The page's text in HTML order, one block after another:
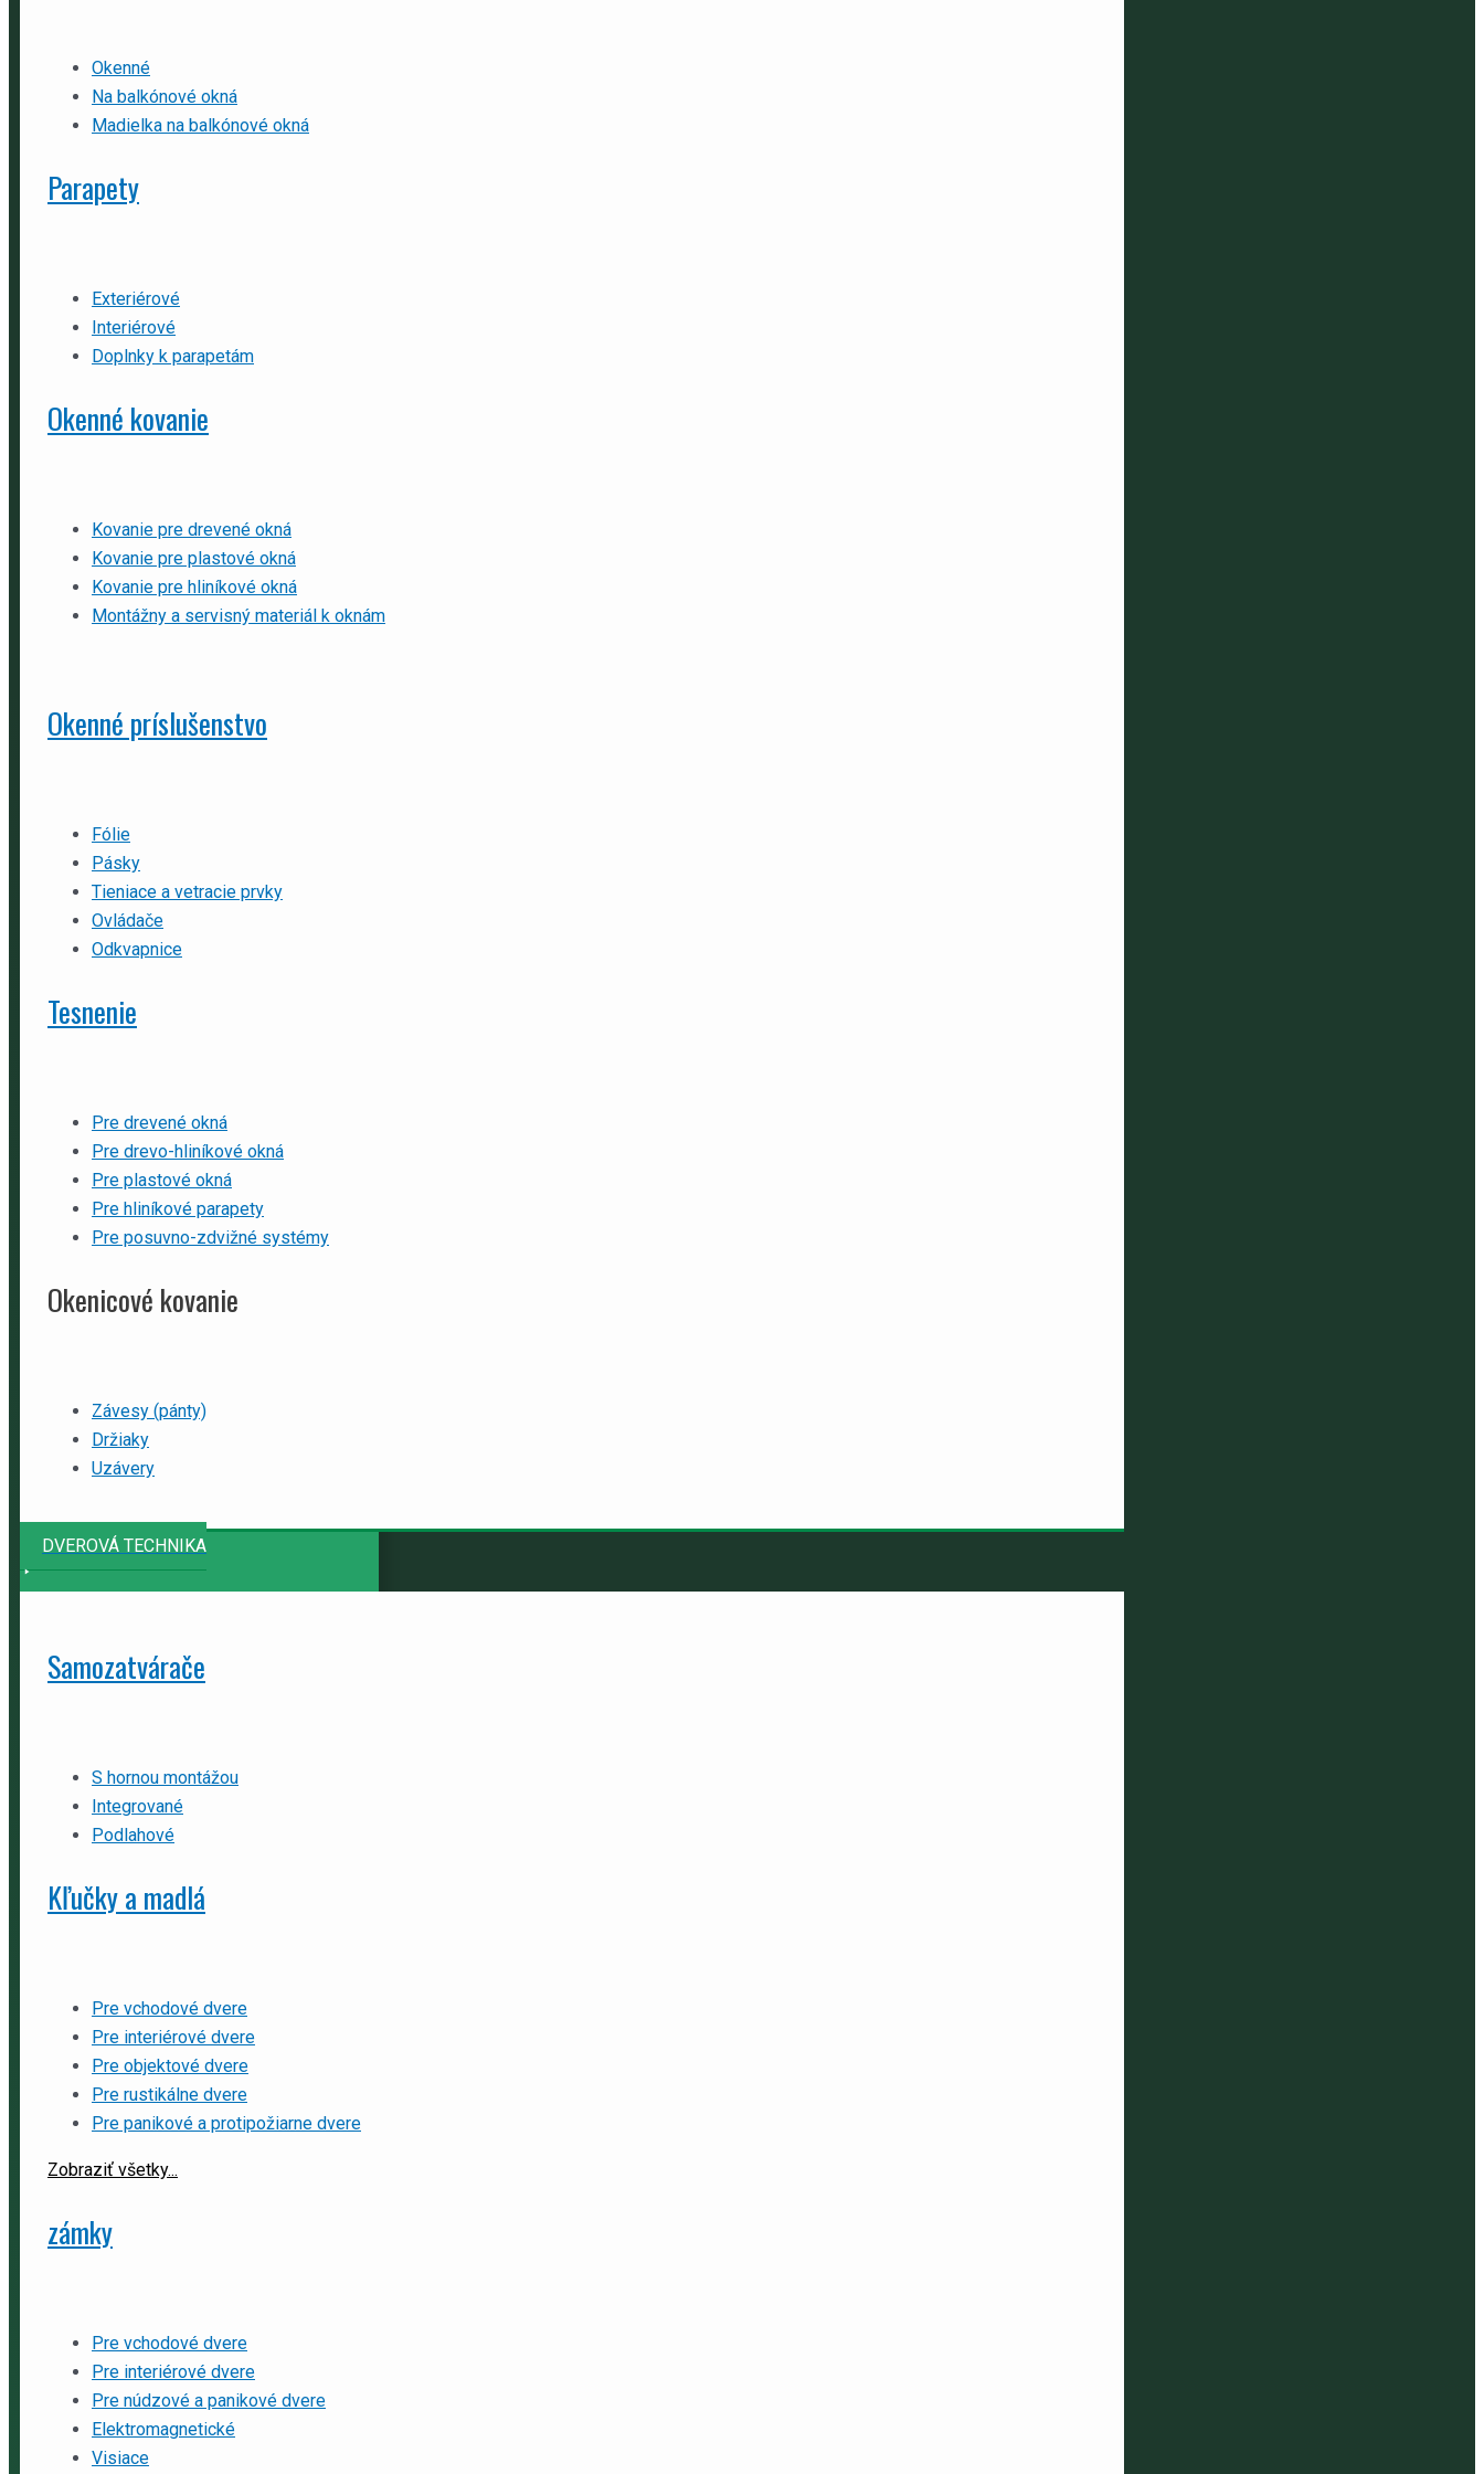
Okenné
Na balkónové okná
Madielka na balkónové okná
Parapety
Exteriérové
Interiérové
Doplnky k parapetám
Okenné kovanie
Kovanie pre drevené okná
Kovanie pre plastové okná
Kovanie pre hliníkové okná
Montážny a servisný materiál k oknám
Okenné príslušenstvo
Fólie
Pásky
Tieniace a vetracie prvky
Ovládače
Odkvapnice
Tesnenie
Pre drevené okná
Pre drevo-hliníkové okná
Pre plastové okná
Pre hliníkové parapety
Pre posuvno-zdvižné systémy
Okenicové kovanie
Závesy (pánty)
Držiaky
Uzávery
DVEROVÁ TECHNIKA
Samozatvárače
S hornou montážou
Integrované
Podlahové
Kľučky a madlá
Pre vchodové dvere
Pre interiérové dvere
Pre objektové dvere
Pre rustikálne dvere
Pre panikové a protipožiarne dvere
Zobraziť všetky...
zámky
Pre vchodové dvere
Pre interiérové dvere
Pre núdzové a panikové dvere
Elektromagnetické
Visiace